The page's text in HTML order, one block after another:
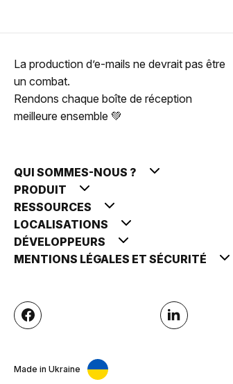
La production d’e-mails ne devrait pas être
un combat.
Rendons chaque boîte de réception
meilleure ensemble 💚
QUI SOMMES-NOUS ?
PRODUIT
RESSOURCES
LOCALISATIONS
DÉVELOPPEURS
MENTIONS LÉGALES ET SÉCURITÉ
Made in Ukraine